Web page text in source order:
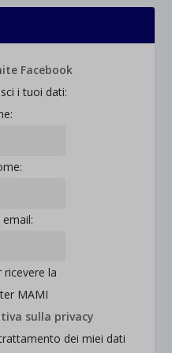
i tuoi dati:
ricevere la
MAMI
sulla privacy
dei miei dati